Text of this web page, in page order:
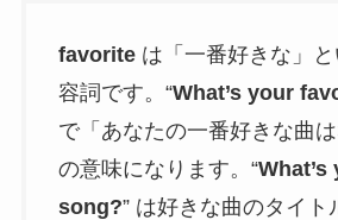
favorite は「一番好きな」
容詞です。“What’s your
で「あなたの一番好きな曲は
の意味になります。“
song?” は好きな曲のタイト